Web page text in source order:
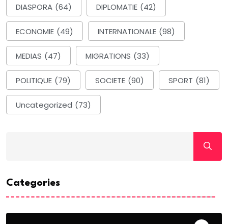
DIASPORA (64) DIPLOMATIE (42)
ECONOMIE (49) INTERNATIONALE (98)
MEDIAS (47) MIGRATIONS (33)
POLITIQUE (79) SOCIETE (90) SPORT (81)
Uncategorized (73)
Categories